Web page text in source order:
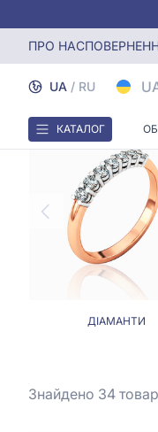
ПРО НАС
UA / RU
КАТАЛОГ
Головна Обручки
ДІАМАНТИ
Знайдено 34